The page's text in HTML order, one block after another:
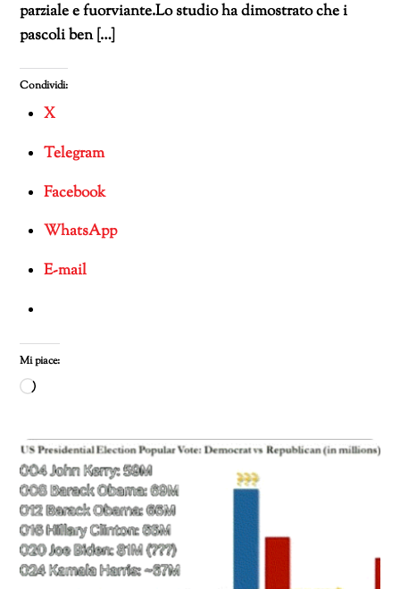
parziale e fuorviante.Lo studio ha dimostrato che i
pascoli ben […]
Condividi:
X
Telegram
Facebook
WhatsApp
E-mail
Mi piace:
Caricamento
corso…